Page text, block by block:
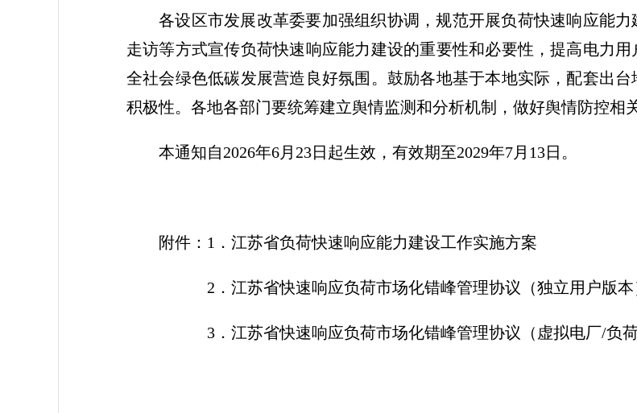
各设区市发展改革委要加强组织协调，规范开展负荷快速响应能
走访等方式宣传负荷快速响应能力建设的重要性和必要性，提高电力
全社会绿色低碳发展营造良好氛围。鼓励各地基于本地实际，配套出
积极性。各地各部门要统筹建立舆情监测和分析机制，做好舆情防控相
本通知自2026年6月23日起生效，有效期至2029年7月13日。
附件：1．江苏省负荷快速响应能力建设工作实施方案
2．江苏省快速响应负荷市场化错峰管理协议（独立用户版本
3．江苏省快速响应负荷市场化错峰管理协议（虚拟电厂/负